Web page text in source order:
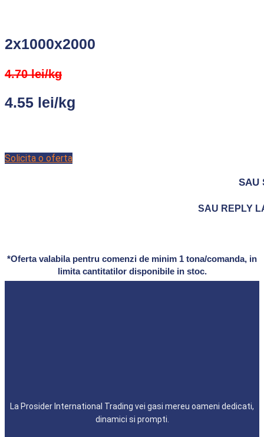
2x1000x2000
4.70 lei/kg
4.55 lei/kg
Solicita o oferta
SAU
SAU REPLY
*Oferta valabila pentru comenzi de minim 1 tona/comanda, in
limita cantitatilor disponibile in stoc.
La Prosider International Trading vei gasi mereu oameni dedicati,
dinamici si prompti.